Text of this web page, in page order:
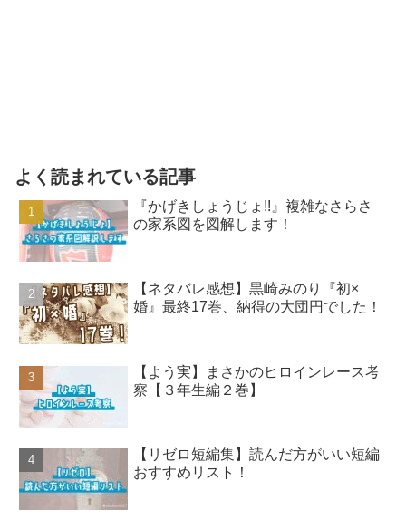
よく読まれている記事
『かげきしょうじょ!!』複雑なさらさ
の家系図を図解します！
【ネタバレ感想】黒崎みのり『初×
婚』最終17巻、納得の大団円でした！
【よう実】まさかのヒロインレース考
察【３年生編２巻】
【リゼロ短編集】読んだ方がいい短編
おすすめリスト！